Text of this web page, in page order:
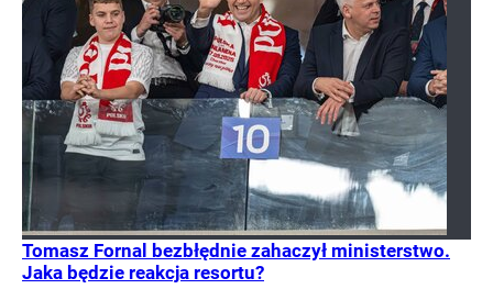
Tomasz Fornal bezbłędnie zahaczył ministerstwo.
Jaka będzie reakcja resortu?